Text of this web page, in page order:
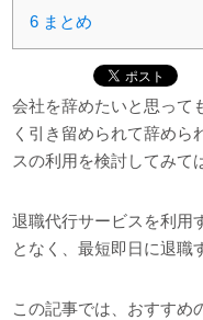
6 まとめ
会社を辞めたいと思って
く引き留められて辞めら
スの利用を検討してみて
退職代行サービスを利用
となく、最短即日に退職
この記事では、おすすめ